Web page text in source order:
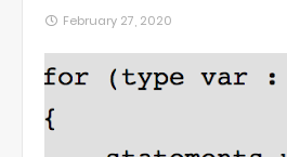
February 27, 2020